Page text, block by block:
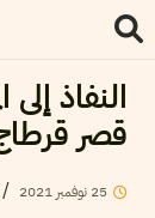
النفاذ
قصر
25 نوفمبر 2021
/